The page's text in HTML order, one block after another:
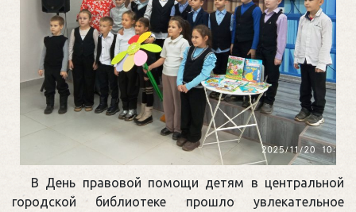
В День правовой помощи детям в центральной
городской библиотеке прошло увлекательное